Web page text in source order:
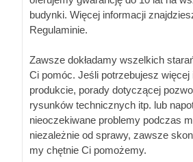
budynki. Więcej informacji
Regulaminie.
Zawsze dokładamy wszelkich
Ci pomóc. Jeśli potrzebujesz więcej
produkcie, porady dotyczącej
rysunków technicznych itp. lub
nieoczekiwane problemy podczas
niezależnie od sprawy, zawsze
my chętnie Ci pomożemy.